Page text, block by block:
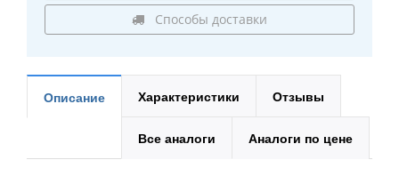
Способы доставки
Описание Характеристики Отзывы
Все аналоги Аналоги по цене